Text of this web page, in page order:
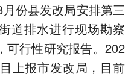
份县发改局安排第三
道排水进行现场勘察
可行性研究报告。202
上报市发改局，目前